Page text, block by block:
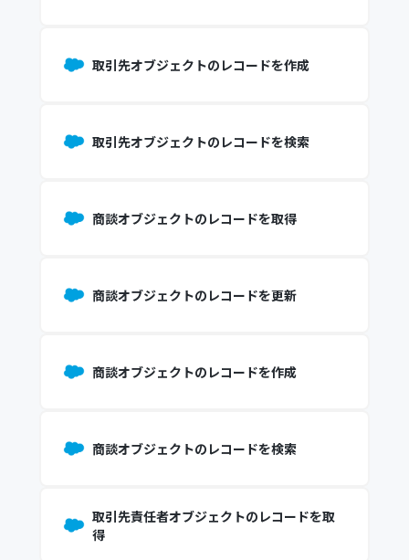
取引先オブジェクトのレコードを作成
取引先オブジェクトのレコードを検索
商談オブジェクトのレコードを取得
商談オブジェクトのレコードを更新
商談オブジェクトのレコードを作成
商談オブジェクトのレコードを検索
取引先責任者オブジェクトのレコードを取
得